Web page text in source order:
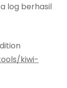
log berhasil
kiwi-